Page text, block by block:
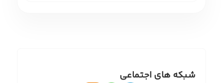
شبکه های اجتماعی